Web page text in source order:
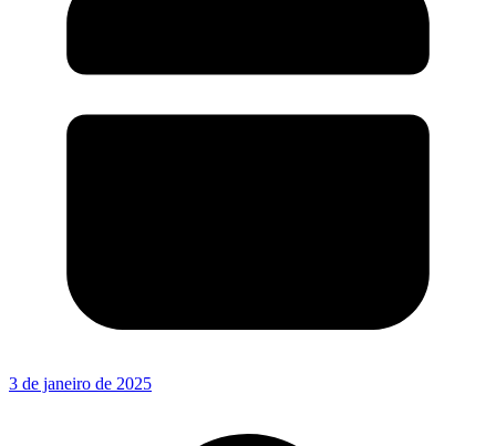
3 de janeiro de 2025